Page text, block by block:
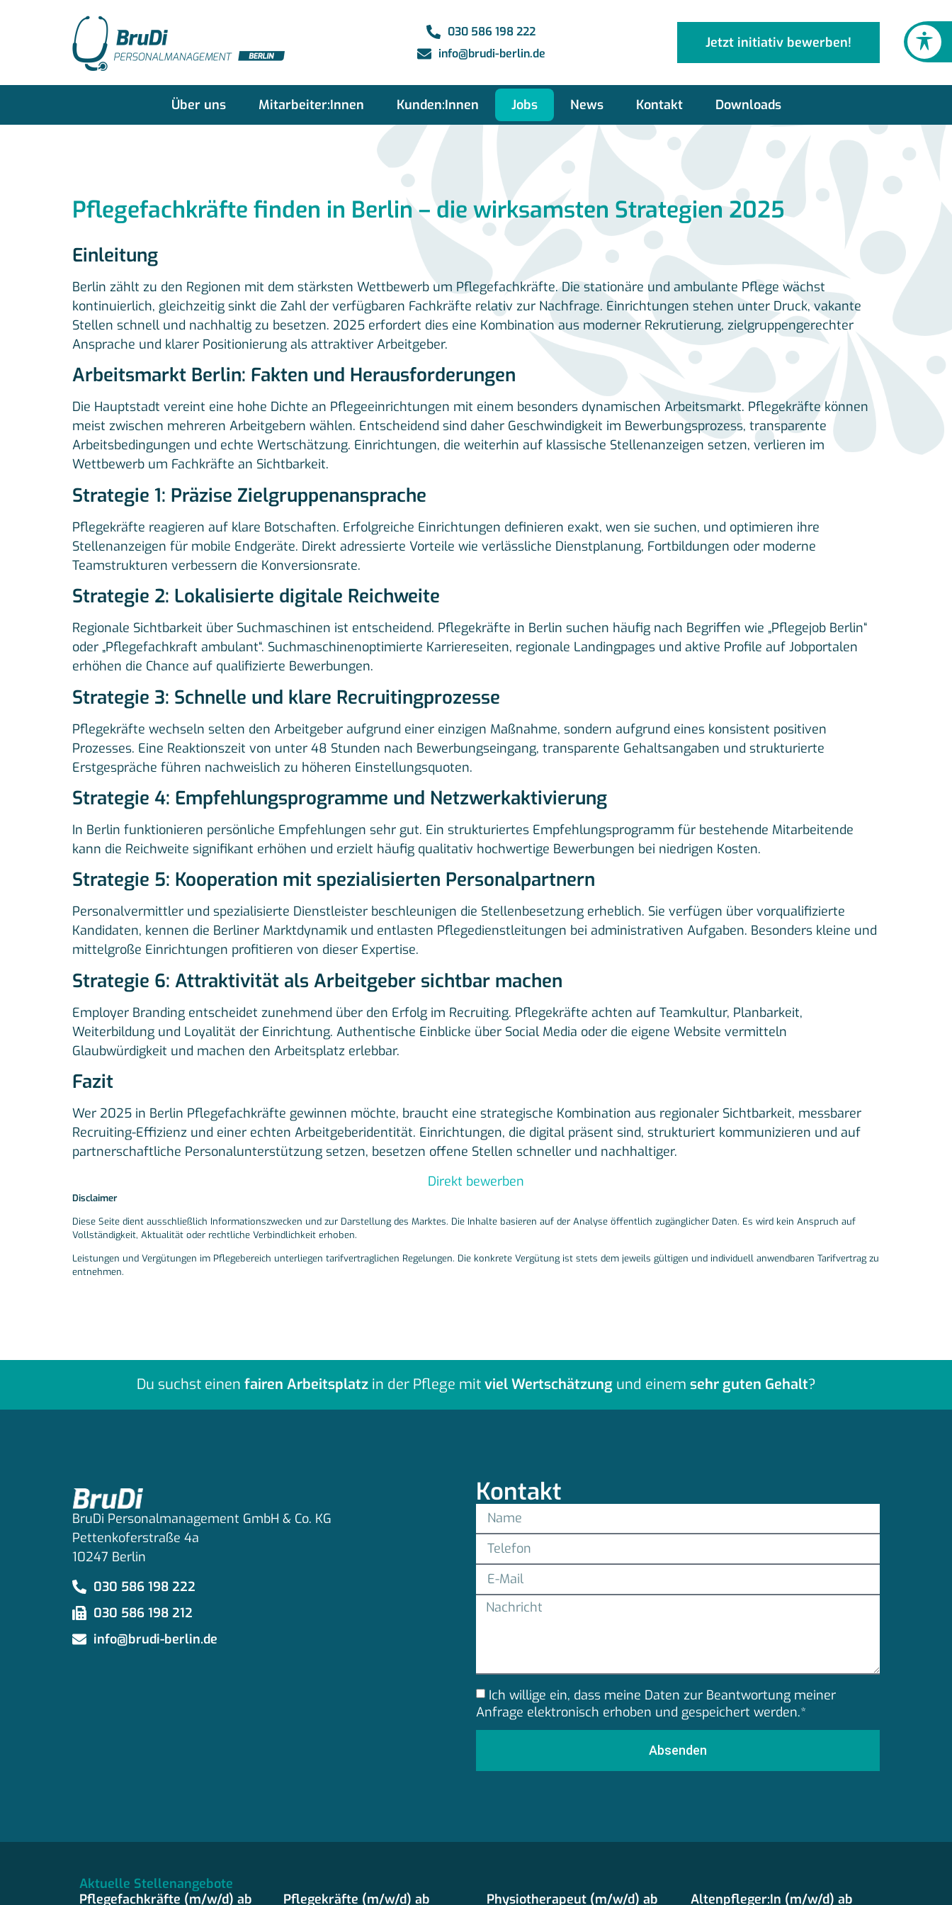
030 586 198 222
info@brudi-berlin.de
Jetzt initiativ bewerben!
Über uns Mitarbeiter:Innen Kunden:Innen Jobs News Kontakt Downloads
Pflegefachkräfte finden in Berlin – die wirksamsten Strategien 2025
Einleitung
Berlin zählt zu den Regionen mit dem stärksten Wettbewerb um Pflegefachkräfte. Die stationäre und ambulante Pflege wächst
kontinuierlich, gleichzeitig sinkt die Zahl der verfügbaren Fachkräfte relativ zur Nachfrage. Einrichtungen stehen unter Druck, vakante
Stellen schnell und nachhaltig zu besetzen. 2025 erfordert dies eine Kombination aus moderner Rekrutierung, zielgruppengerechter
Ansprache und klarer Positionierung als attraktiver Arbeitgeber.
Arbeitsmarkt Berlin: Fakten und Herausforderungen
Die Hauptstadt vereint eine hohe Dichte an Pflegeeinrichtungen mit einem besonders dynamischen Arbeitsmarkt. Pflegekräfte können
meist zwischen mehreren Arbeitgebern wählen. Entscheidend sind daher Geschwindigkeit im Bewerbungsprozess, transparente
Arbeitsbedingungen und echte Wertschätzung. Einrichtungen, die weiterhin auf klassische Stellenanzeigen setzen, verlieren im
Wettbewerb um Fachkräfte an Sichtbarkeit.
Strategie 1: Präzise Zielgruppenansprache
Pflegekräfte reagieren auf klare Botschaften. Erfolgreiche Einrichtungen definieren exakt, wen sie suchen, und optimieren ihre
Stellenanzeigen für mobile Endgeräte. Direkt adressierte Vorteile wie verlässliche Dienstplanung, Fortbildungen oder moderne
Teamstrukturen verbessern die Konversionsrate.
Strategie 2: Lokalisierte digitale Reichweite
Regionale Sichtbarkeit über Suchmaschinen ist entscheidend. Pflegekräfte in Berlin suchen häufig nach Begriffen wie „Pflegejob Berlin“
oder „Pflegefachkraft ambulant“. Suchmaschinenoptimierte Karriereseiten, regionale Landingpages und aktive Profile auf Jobportalen
erhöhen die Chance auf qualifizierte Bewerbungen.
Strategie 3: Schnelle und klare Recruitingprozesse
Pflegekräfte wechseln selten den Arbeitgeber aufgrund einer einzigen Maßnahme, sondern aufgrund eines konsistent positiven
Prozesses. Eine Reaktionszeit von unter 48 Stunden nach Bewerbungseingang, transparente Gehaltsangaben und strukturierte
Erstgespräche führen nachweislich zu höheren Einstellungsquoten.
Strategie 4: Empfehlungsprogramme und Netzwerkaktivierung
In Berlin funktionieren persönliche Empfehlungen sehr gut. Ein strukturiertes Empfehlungsprogramm für bestehende Mitarbeitende
kann die Reichweite signifikant erhöhen und erzielt häufig qualitativ hochwertige Bewerbungen bei niedrigen Kosten.
Strategie 5: Kooperation mit spezialisierten Personalpartnern
Personalvermittler und spezialisierte Dienstleister beschleunigen die Stellenbesetzung erheblich. Sie verfügen über vorqualifizierte
Kandidaten, kennen die Berliner Marktdynamik und entlasten Pflegedienstleitungen bei administrativen Aufgaben. Besonders kleine und
mittelgroße Einrichtungen profitieren von dieser Expertise.
Strategie 6: Attraktivität als Arbeitgeber sichtbar machen
Employer Branding entscheidet zunehmend über den Erfolg im Recruiting. Pflegekräfte achten auf Teamkultur, Planbarkeit,
Weiterbildung und Loyalität der Einrichtung. Authentische Einblicke über Social Media oder die eigene Website vermitteln
Glaubwürdigkeit und machen den Arbeitsplatz erlebbar.
Fazit
Wer 2025 in Berlin Pflegefachkräfte gewinnen möchte, braucht eine strategische Kombination aus regionaler Sichtbarkeit, messbarer
Recruiting-Effizienz und einer echten Arbeitgeberidentität. Einrichtungen, die digital präsent sind, strukturiert kommunizieren und auf
partnerschaftliche Personalunterstützung setzen, besetzen offene Stellen schneller und nachhaltiger.
Direkt bewerben
Disclaimer
Diese Seite dient ausschließlich Informationszwecken und zur Darstellung des Marktes. Die Inhalte basieren auf der Analyse öffentlich zugänglicher Daten. Es wird kein Anspruch auf
Vollständigkeit, Aktualität oder rechtliche Verbindlichkeit erhoben.
Leistungen und Vergütungen im Pflegebereich unterliegen tarifvertraglichen Regelungen. Die konkrete Vergütung ist stets dem jeweils gültigen und individuell anwendbaren Tarifvertrag zu
entnehmen.
Du suchst einen fairen Arbeitsplatzin der Pflege mitviel Wertschätzungund einem sehr guten Gehalt?
BruDi Personalmanagement GmbH & Co. KG
Pettenkoferstraße 4a
10247 Berlin
030 586 198 222
030 586 198 212
info@brudi-berlin.de
Kontakt
Ich willige ein, dass meine Daten zur Beantwortung meiner
Anfrage elektronisch erhoben und gespeichert werden.*
Absenden
Aktuelle Stellenangebote
Pflegefachkräfte (m/w/d) ab
Pflegekräfte (m/w/d) ab Physiotherapeut (m/w/d) ab Altenpfleger:In (m/w/d) ab